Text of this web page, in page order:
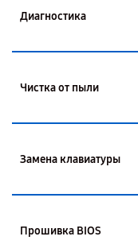
Диагностика
Чистка от пыли
Замена клавиатуры
Прошивка BIOS